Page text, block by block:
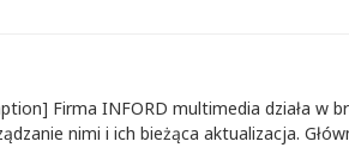
Firma INFORD multimedia działa w
nimi i ich bieżąca aktualizacja.